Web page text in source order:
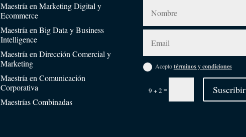
Maestría en Marketing Digital y
Ecommerce
Maestría en Big Data y Business
Intelligence
Maestría en Dirección Comercial y
Marketing
Maestría en Comunicación
Corporativa
Maestrías Combinadas
Aceptotérminos y condiciones
9 + 2 = Suscribir